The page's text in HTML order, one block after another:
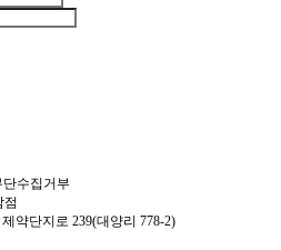
단수집거부
약단지로 239(대양리 778-2)